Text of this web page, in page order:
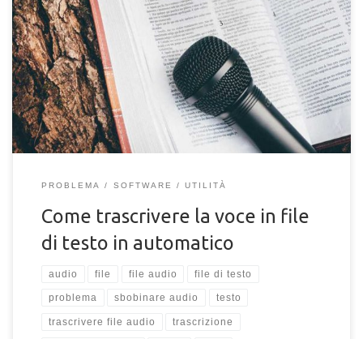
Leggi come poter trascrivere i file audio o la tua voce in file di
testo automaticamente tramite un dispositivo mobile o un PC. I
migliori modi per Sbobinare un file audio.
PROBLEMA SOFTWARE UTILITÀ
Come trascrivere la voce in file
di testo in automatico
audio file file audio file di testo
problema sbobinare audio testo
trascrivere file audio trascrizione